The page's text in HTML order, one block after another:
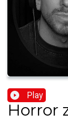
Play
Horror